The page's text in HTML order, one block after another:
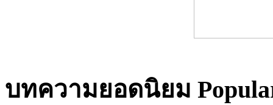
บทความยอดนิยม